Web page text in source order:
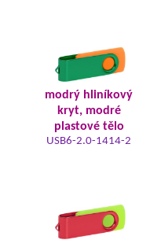
modrý hliníkový
kryt, modré
plastové tělo
USB6-2.0-1414-2